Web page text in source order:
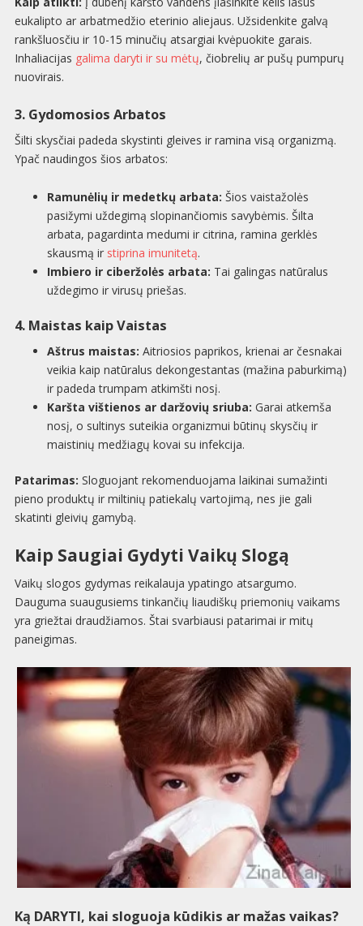
eukalipto ar arbatmedžio eterinio aliejaus. Užsidenkite galvą
rankšluosčiu ir 10-15 minučių atsargiai kvėpuokite garais.
Inhaliacijas galima daryti ir su mėtų, čiobrelių ar pušų pumpurų
nuovirais.
3. Gydomosios Arbatos
Šilti skysčiai padeda skystinti gleives ir ramina visą organizmą.
Ypač naudingos šios arbatos:
Ramunėlių ir medetkų arbata: Šios vaistažolės
pasižymi uždegimą slopinančiomis savybėmis. Šilta
arbata, pagardinta medumi ir citrina, ramina gerklės
skausmą ir stiprina imunitetą.
Imbiero ir ciberžolės arbata: Tai galingas natūralus
uždegimo ir virusų priešas.
4. Maistas kaip Vaistas
Aštrus maistas: Aitriosios paprikos, krienai ar česnakai
veikia kaip natūralus dekongestantas (mažina paburkimą)
ir padeda trumpam atkimšti nosį.
Karšta vištienos ar daržovių sriuba: Garai atkemša
nosį, o sultinys suteikia organizmui būtinų skysčių ir
maistinių medžiagų kovai su infekcija.
Patarimas: Sloguojant rekomenduojama laikinai sumažinti
pieno produktų ir miltinių patiekalų vartojimą, nes jie gali
skatinti gleivių gamybą.
Kaip Saugiai Gydyti Vaikų Slogą
Vaikų slogos gydymas reikalauja ypatingo atsargumo.
Dauguma suaugusiems tinkančių liaudiškų priemonių vaikams
yra griežtai draudžiamos. Štai svarbiausi patarimai ir mitų
paneigimas.
Ką DARYTI, kai sloguoja kūdikis ar mažas vaikas?